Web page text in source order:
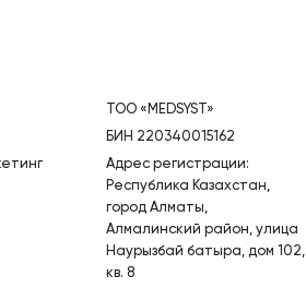
ТОО «MEDSYST»
БИН 220340015162
Адрес регистрации:
Республика Казахстан,
город Алматы,
Алмалинский район, улица
Наурызбай батыра, дом 102,
кв. 8